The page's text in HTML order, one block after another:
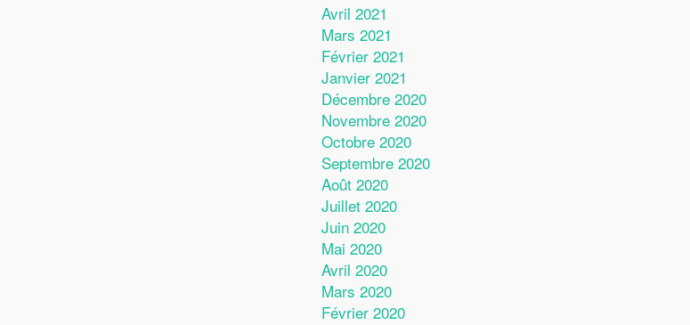
Avril 2021
Mars 2021
Février 2021
Janvier 2021
Décembre 2020
Novembre 2020
Octobre 2020
Septembre 2020
Août 2020
Juillet 2020
Juin 2020
Mai 2020
Avril 2020
Mars 2020
Février 2020